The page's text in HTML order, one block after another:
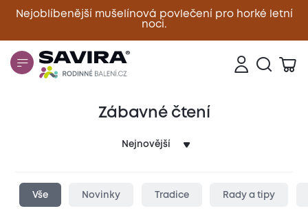
Nejoblíbenější mušelínová povlečení pro horké letní
noci.
Zavřít
Zábavné čtení
Vše Novinky Tradice Rady a tipy